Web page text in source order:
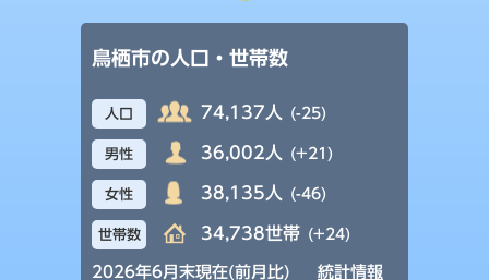
鳥栖市の人口・世帯数
人口 74,137人 (-25)
男性 36,002人 (+21)
女性 38,135人 (-46)
世帯数 34,738世帯 (+24)
2026年6月末現在(前月比) 統計情報